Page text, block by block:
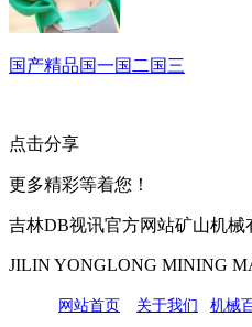
国产精品国一国二国三
点击分享
更多精彩等着您！
吉林DB视讯官方网站矿山机械
JILIN YONGLONG MINING
网站首页 关于我们 机械